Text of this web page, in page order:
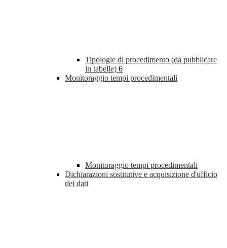
Tipologie di procedimento (da pubblicare
in tabelle) 6
Monitoraggio tempi procedimentali
Monitoraggio tempi procedimentali
Dichiarazioni sostitutive e acquisizione d'ufficio
dei dati